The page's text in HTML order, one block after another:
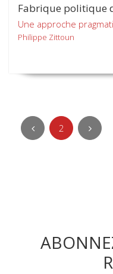
Fabrique politique
Une approche
Philippe Zittoun
2